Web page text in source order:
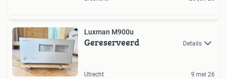
Luxman M900u
Gereserveerd Details
Utrecht 9 mei 26